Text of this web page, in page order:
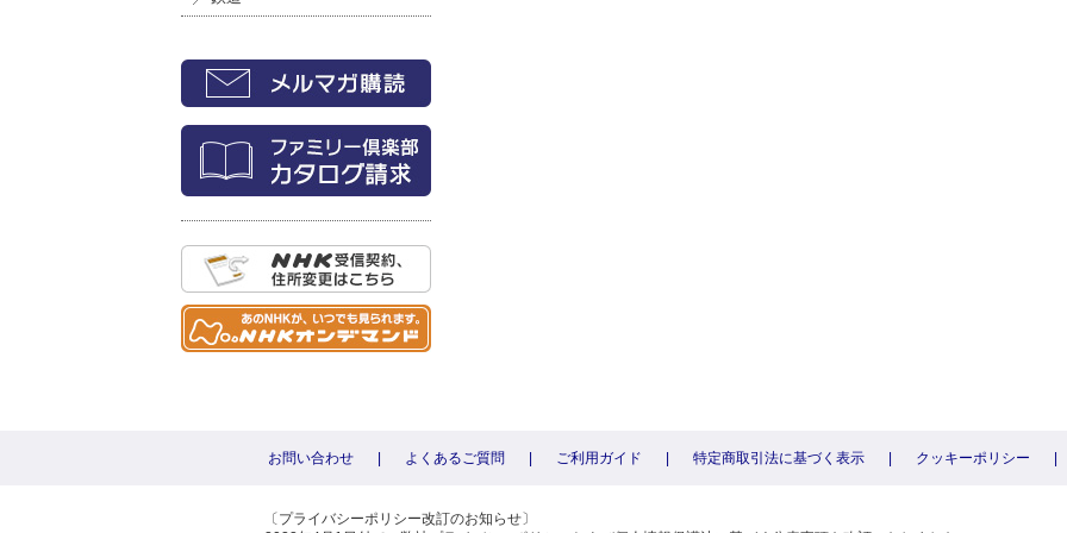
お問い合わせ よくあるご質問 ご利用ガイド 特定商取引法に基づく表示 クッキーポリシー
〔プライバシーポリシー改訂のお知らせ〕